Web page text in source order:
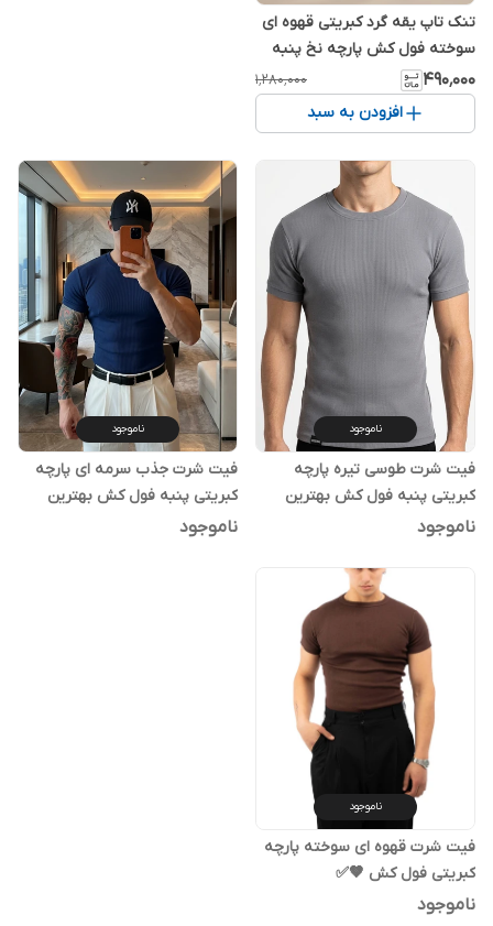
تنک تاپ یقه گرد کبریتی قهوه ای
سوخته فول کش پارچه نخ پنبه
لاکرا دار
۴۹۰٬۰۰۰ ۱٬۲۸۰٬۰۰۰
افزودن به سبد
ناموجود
فیت شرت طوسی تیره پارچه
کبریتی پنبه فول کش بهترین
کیفیت 🤍✅
ناموجود
ناموجود
فیت شرت جذب سرمه ای پارچه
کبریتی پنبه فول کش بهترین
کیفیت 🤍✅
ناموجود
ناموجود
فیت شرت قهوه ای سوخته پارچه
کبریتی فول کش 🤎✅
ناموجود